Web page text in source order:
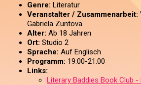
Genre: Literatur
Veranstalter / Zusammenarbeit:
Gabriela Zuntova
Alter: Ab 18 Jahren
Ort: Studio 2
Sprache: Auf Englisch
Programm: 19:00-21:00
Links:
Literary Baddies Book Club -